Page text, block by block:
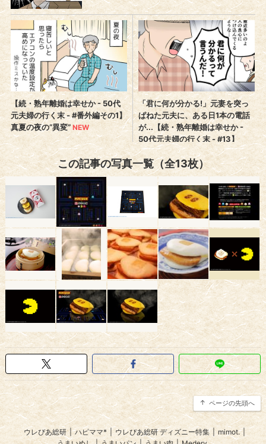
この記事の写真一覧（全13枚）
ページの先頭へ
ウレぴあ総研 | ハピママ* | ウレぴあ総研 ディズニー特集 mimot.